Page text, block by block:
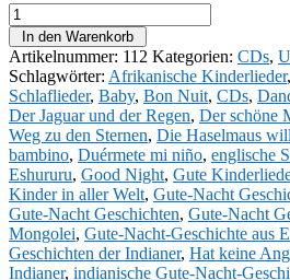
Gute
Nacht
Kinder
in
aller
Welt.
Schlaflieder
und
Gute-
Nacht-
Geschichten
aus
aller
Welt
In den Warenkorb
Artikelnummer: 112 Kategorien: CDs,
Schlagwörter: Afrikanische Kinderlieder,
Schlaflieder, Baby, Bon Nuit, CDs,
Der Jaguar und der Regen, Der schöne
Weg zu den Sternen, Die Haselmaus
bambino, Duérmete mi niño, englische
Eshururu, Good Night, Gute
Kinder in aller Welt, Gute-Nacht
Gute-Nacht Geschichten, Gute-Nacht
Mongolei, Gute-Nacht-Geschichte aus
Geschichten der Indianer, Hat keine
Indianer, indianische Gute-Nacht-